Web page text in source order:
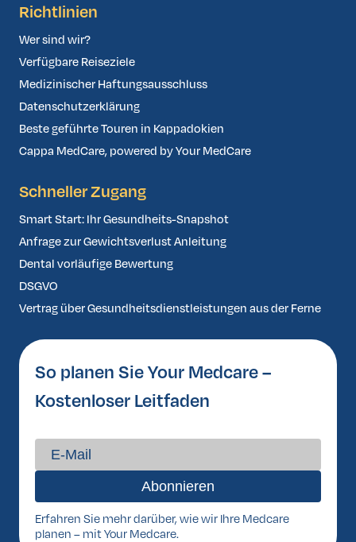
Richtlinien
Wer sind wir?
Verfügbare Reiseziele
Medizinischer Haftungsausschluss
Datenschutzerklärung
Beste geführte Touren in Kappadokien
Cappa MedCare, powered by Your MedCare
Schneller Zugang
Smart Start: Ihr Gesundheits-Snapshot
Anfrage zur Gewichtsverlust Anleitung
Dental vorläufige Bewertung
DSGVO
Vertrag über Gesundheitsdienstleistungen aus der Ferne
So planen Sie Your Medcare –
Kostenloser Leitfaden
Erfahren Sie mehr darüber, wie wir Ihre Medcare
planen – mit Your Medcare.